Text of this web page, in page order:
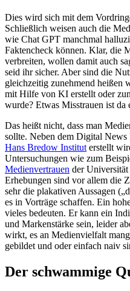
Dies wird sich mit dem
Schließlich weisen auch die
wie Chat GPT manchmal
Faktencheck können. Klar, die
verbreiten, wollen damit auch
seid ihr sicher. Aber sind die
gleichzeitig zunehmend heißen
mit Hilfe von KI erstellt oder
wurde? Etwas Misstrauen ist da
Das heißt nicht, dass man
sollte. Neben dem Digital News
Hans Bredow Institut erstellt
Untersuchungen wie zum
Medienvertrauen der Universität
Erhebungen sind vor allem die
sehr die plakativen Aussagen
es in Vorträge schaffen. Ein
vieles bedeuten. Er kann ein
und Markenstärke sein, leider
wirkt, es an Medienvielfalt
gebildet und oder einfach naiv
Der schwammige